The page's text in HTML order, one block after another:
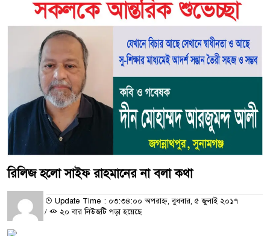
রিলিজ হলো সাইফ রাহমানের না বলা কথা
Update Time : ০৩:৩৪:০০ অপরাহ্ন, বুধবার, ৫ জুলাই ২০১৭
/
২০ বার নিউজটি পড়া হয়েছে